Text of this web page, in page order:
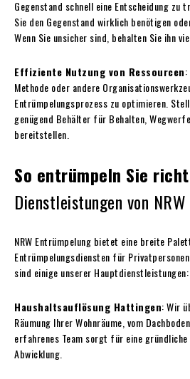
Gegenstand schnell eine Entscheidung zu
Sie den Gegenstand wirklich benötigen
Wenn Sie unsicher sind, behalten Sie ihn
Effiziente Nutzung von Ressourcen:
Methode oder andere
Entrümpelungsprozess zu optimieren.
genügend Behälter für Behalten,
bereitstellen.
So entrümpeln Sie
Dienstleistungen von
NRW Entrümpelung bietet eine breite
Entrümpelungsdiensten für
sind einige unserer Hauptdienstleistungen:
Haushaltsauflösung Hattingen: Wir
Räumung Ihrer Wohnräume, vom
erfahrenes Team sorgt für eine
Abwicklung.